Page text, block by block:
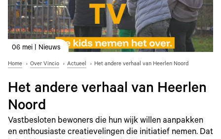
06 mei | Nieuws
Home Over Vincio Actueel Het andere verhaal van Heerlen Noord
Het andere verhaal van Heerlen
Noord
Vastbesloten bewoners die hun wijk willen aanpakken
en enthousiaste creatievelingen die initiatief nemen. Dat